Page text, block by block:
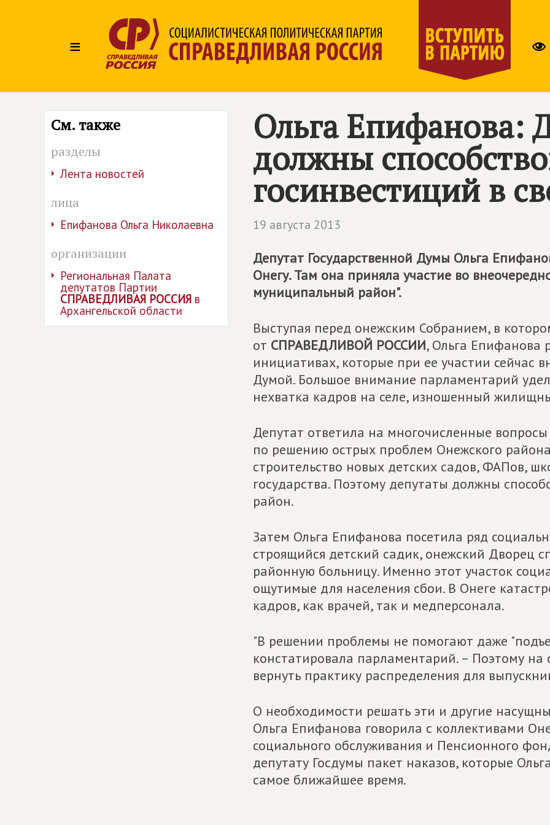
≡
См. также
разделы
Лента новостей
лица
Епифанова Ольга Николаевна
организации
Региональная Палата
депутатов Партии
СПРАВЕДЛИВАЯ РОССИЯ в
Архангельской области
Ольга Епифанова:
должны
госинвестиций в
19 августа 2013
Депутат Государственной Думы Ольга
Онегу. Там она приняла участие во
муниципальный район".
Выступая перед онежским Собранием, в
от СПРАВЕДЛИВОЙ РОССИИ, Ольга Епифанова
инициативах, которые при ее участии сейчас
Думой. Большое внимание парламентарий
нехватка кадров на селе, изношенный
Депутат ответила на многочисленные
по решению острых проблем Онежского
строительство новых детских садов, ФАПов,
государства. Поэтому депутаты должны
район.
Затем Ольга Епифанова посетила ряд
строящийся детский садик, онежский Дворец
районную больницу. Именно этот участок
ощутимые для населения сбои. В Онеге
кадров, как врачей, так и медперсонала.
"В решении проблемы не помогают даже
констатировала парламентарий. – Поэтому на
вернуть практику распределения для
О необходимости решать эти и другие
Ольга Епифанова говорила с коллективами
социального обслуживания и Пенсионного
депутату Госдумы пакет наказов, которые
самое ближайшее время.